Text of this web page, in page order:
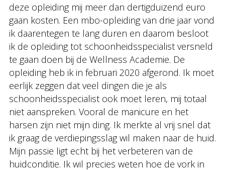
deze opleiding mij meer dan dertigduizend euro
gaan kosten. Een mbo-opleiding van drie jaar vond
ik daarentegen te lang duren en daarom besloot
ik de opleiding tot schoonheidsspecialist versneld
te gaan doen bij de Wellness Academie. De
opleiding heb ik in februari 2020 afgerond. Ik moet
eerlijk zeggen dat veel dingen die je als
schoonheidsspecialist ook moet leren, mij totaal
niet aanspreken. Vooral de manicure en het
harsen zijn niet mijn ding. Ik merkte al vrij snel dat
ik graag de verdiepingsslag wil maken naar de huid.
Mijn passie ligt echt bij het verbeteren van de
huidconditie. Ik wil precies weten hoe de vork in